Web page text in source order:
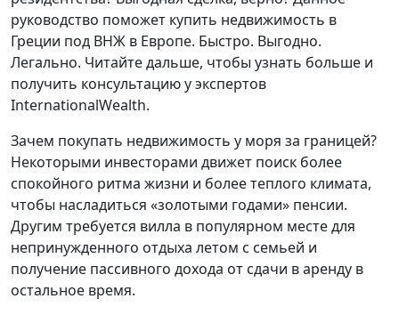
руководство поможет купить недвижимость в
Греции под ВНЖ в Европе. Быстро. Выгодно.
Легально. Читайте дальше, чтобы узнать больше и
получить консультацию у экспертов
InternationalWealth.
Зачем покупать недвижимость у моря за границей?
Некоторыми инвесторами движет поиск более
спокойного ритма жизни и более теплого климата,
чтобы насладиться «золотыми годами» пенсии.
Другим требуется вилла в популярном месте для
непринужденного отдыха летом с семьей и
получение пассивного дохода от сдачи в аренду в
остальное время.